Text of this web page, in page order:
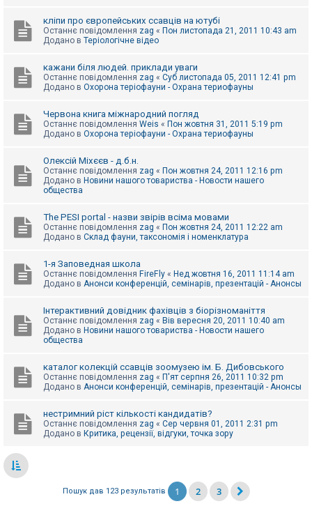
кліпи про європейських ссавців на ютубі
Останнє повідомлення zag « Пон листопада 21, 2011 10:43 am
Додано в Теріологічне відео
кажани біля людей. приклади уваги
Останнє повідомлення zag « Суб листопада 05, 2011 12:41 pm
Додано в Охорона теріофауни - Охрана териофауны
Червона книга міжнародний погляд
Останнє повідомлення Weis « Пон жовтня 31, 2011 5:19 pm
Додано в Охорона теріофауни - Охрана териофауны
Олексій Міхєєв - д.б.н.
Останнє повідомлення zag « Пон жовтня 24, 2011 12:16 pm
Додано в Новини нашого товариства - Новости нашего
общества
The PESI portal - назви звірів всіма мовами
Останнє повідомлення zag « Пон жовтня 24, 2011 12:22 am
Додано в Склад фауни, таксономія і номенклатура
1-я Заповедная школа
Останнє повідомлення FireFly « Нед жовтня 16, 2011 11:14 am
Додано в Анонси конференцій, семінарів, презентацій - Анонсы
Інтерактивний довідник фахівців з біорізноманіття
Останнє повідомлення zag « Вів вересня 20, 2011 10:40 am
Додано в Новини нашого товариства - Новости нашего
общества
каталог колекцій ссавців зоомузею ім. Б. Дибовського
Останнє повідомлення zag « П'ят серпня 26, 2011 10:32 pm
Додано в Анонси конференцій, семінарів, презентацій - Анонсы
нестримний ріст кількості кандидатів?
Останнє повідомлення zag « Сер червня 01, 2011 2:31 pm
Додано в Критика, рецензії, відгуки, точка зору
Пошук дав 123 результатів 1 2 3